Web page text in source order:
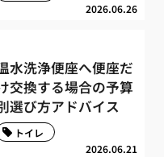
2026.06.26
水洗浄便座へ便座だ
交換する場合の予算
選び方アドバイス
2026.06.21
トイレ